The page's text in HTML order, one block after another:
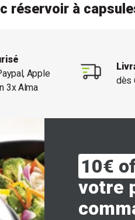
réservoir à
Apple
3x Alma
dès
10€
votre